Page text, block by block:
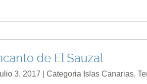
de El Sauzal
3, 2017 | Categoria Islas Canarias,